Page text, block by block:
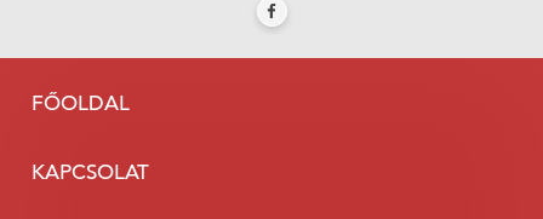
FŐOLDAL
KAPCSOLAT